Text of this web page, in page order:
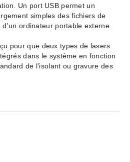
Un port USB permet un
simples des fichiers de
ordinateur portable externe.
pour que deux types de lasers
dans le système en fonction
de l'isolant ou gravure des